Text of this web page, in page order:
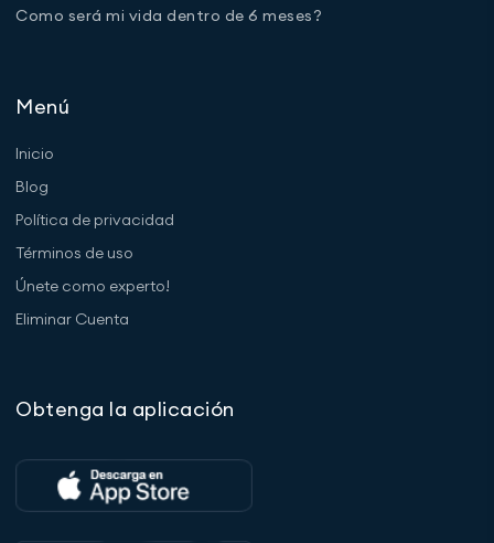
Como será mi vida dentro de 6 meses?
Menú
Inicio
Blog
Política de privacidad
Términos de uso
Únete como experto!
Eliminar Cuenta
Obtenga la aplicación